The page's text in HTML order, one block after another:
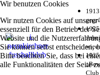
Wir benutzen Cookies
Wir nutzen Cookies auf
essenziell für den Betrieb der
Website und die
Sie können selbst entscheiden,
Bitte beachten Sie, dass bei
alle Funktionalitäten der Seite
Club